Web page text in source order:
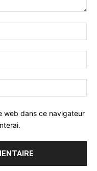
web dans ce navigateur